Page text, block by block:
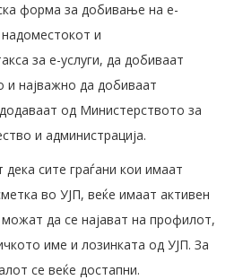
форма за добивање на е-
надоместокот и
за е-услуги, да добиваат
најважно да добиваат
додаваат од Министерството за
и администрација.
сите граѓани кои имаат
во УЈП, веќе имаат активен
да се најават на профилот,
име и лозинката од УЈП. За
се веќе достапни.